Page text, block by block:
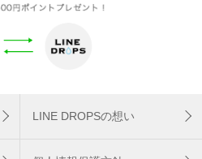
LINE DROPSの想い